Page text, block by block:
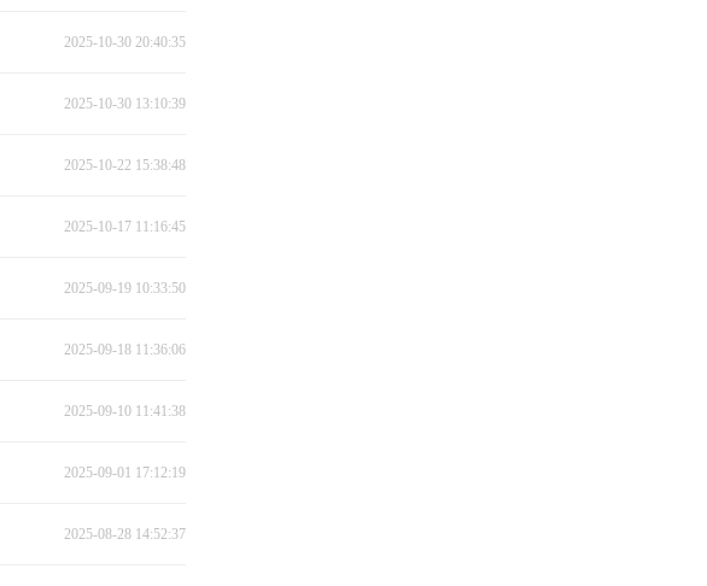
2025-10-30 20:40:35
2025-10-30 13:10:39
2025-10-22 15:38:48
2025-10-17 11:16:45
2025-09-19 10:33:50
2025-09-18 11:36:06
2025-09-10 11:41:38
2025-09-01 17:12:19
2025-08-28 14:52:37